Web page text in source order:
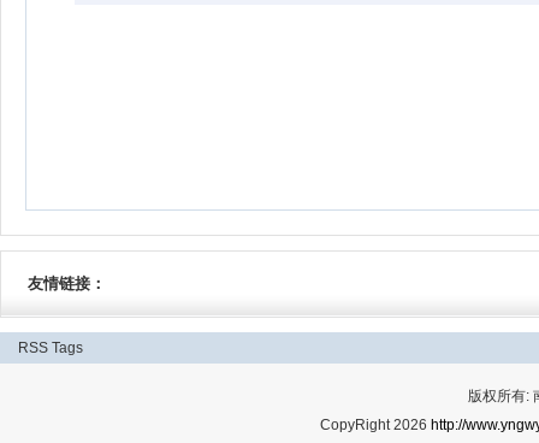
友情链接：
RSS Tags
版权所有:
CopyRight 2026 http://